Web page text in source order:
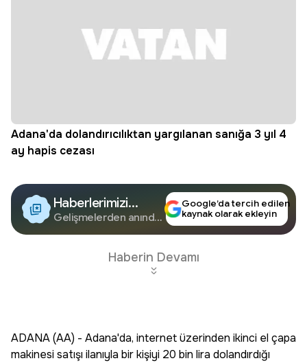
Adana'da dolandırıcılıktan yargılanan sanığa 3 yıl 4
ay hapis cezası
Haberlerimizi
Google'da Takip
Edin
Gelişmelerden anında
Google’da tercih edilen
kaynak olarak ekleyin
Haberin Devamı
ADANA (AA) - Adana'da, internet üzerinden ikinci el çapa
makinesi satışı ilanıyla bir kişiyi 20 bin lira dolandırdığı